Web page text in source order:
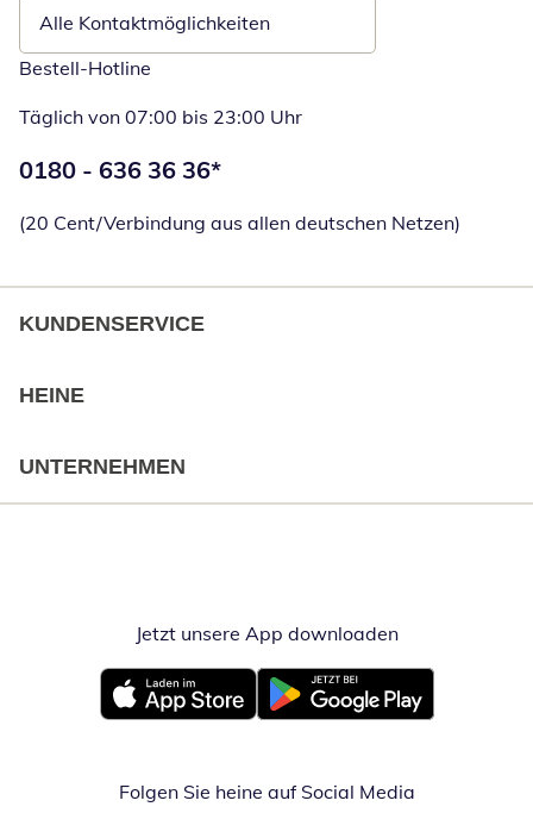
Alle Kontaktmöglichkeiten
Bestell-Hotline
Täglich von 07:00 bis 23:00 Uhr
Telefonnummer:
0180 - 636 36 36*
(20 Cent/Verbindung aus allen deutschen Netzen)
KUNDENSERVICE
HEINE
UNTERNEHMEN
Jetzt unsere App downloadenÖffnet in
Öffnet in neuem FensterÖffnet in neuem Fenster
Folgen Sie heine auf Social Media